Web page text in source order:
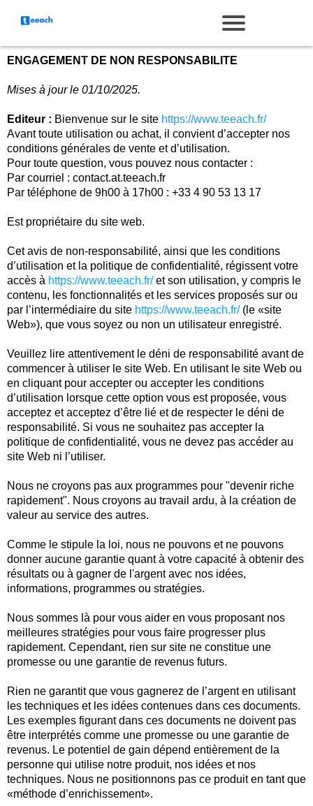
ENGAGEMENT DE NON RESPONSABILITE
Mises à jour le 01/10/2025.
Editeur : Bienvenue sur le site https://www.teeach.fr/
Avant toute utilisation ou achat, il convient d’accepter nos
conditions générales de vente et d’utilisation.
Pour toute question, vous pouvez nous contacter :
Par courriel : contact.at.teeach.fr
Par téléphone de 9h00 à 17h00 : +33 4 90 53 13 17
Est propriétaire du site web.
Cet avis de non-responsabilité, ainsi que les conditions
d’utilisation et la politique de confidentialité, régissent votre
accès à https://www.teeach.fr/et son utilisation, y compris le
contenu, les fonctionnalités et les services proposés sur ou
par l’intermédiaire du site https://www.teeach.fr/(le «site
Web»), que vous soyez ou non un utilisateur enregistré.
Veuillez lire attentivement le déni de responsabilité avant de
commencer à utiliser le site Web. En utilisant le site Web ou
en cliquant pour accepter ou accepter les conditions
d’utilisation lorsque cette option vous est proposée, vous
acceptez et acceptez d’être lié et de respecter le déni de
responsabilité. Si vous ne souhaitez pas accepter la
politique de confidentialité, vous ne devez pas accéder au
site Web ni l’utiliser.
Nous ne croyons pas aux programmes pour "devenir riche
rapidement". Nous croyons au travail ardu, à la création de
valeur au service des autres.
Comme le stipule la loi, nous ne pouvons et ne pouvons
donner aucune garantie quant à votre capacité à obtenir des
résultats ou à gagner de l'argent avec nos idées,
informations, programmes ou stratégies.
Nous sommes là pour vous aider en vous proposant nos
meilleures stratégies pour vous faire progresser plus
rapidement. Cependant, rien sur site ne constitue une
promesse ou une garantie de revenus futurs.
Rien ne garantit que vous gagnerez de l’argent en utilisant
les techniques et les idées contenues dans ces documents.
Les exemples figurant dans ces documents ne doivent pas
être interprétés comme une promesse ou une garantie de
revenus. Le potentiel de gain dépend entièrement de la
personne qui utilise notre produit, nos idées et nos
techniques. Nous ne positionnons pas ce produit en tant que
«méthode d’enrichissement».